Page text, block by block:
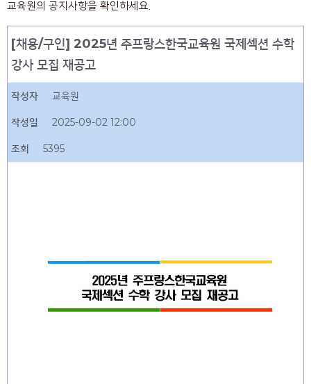
교육원의 공지사항을 확인하세요.
[채용/구인] 2025년 주프랑스한국교육원 국제섹션 수학
강사 모집 재공고
작성자 교육원
작성일 2025-09-02 12:00
조회 5395